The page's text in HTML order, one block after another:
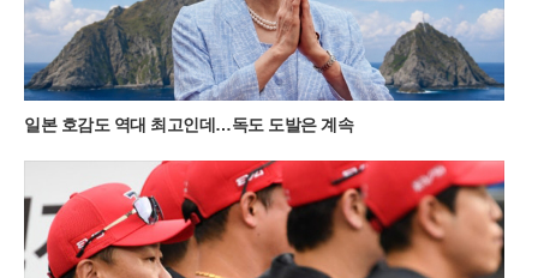
새벽 공기를 가르며 시작하는 짧은 트레킹은 가족 단위 여행객들
에게도 큰 부담이 없다.대중교통을 이용하는 여행객들을 위한 편
의 시설도 대폭 확충되었다. 서울 청량리역에서 기차를 타고 민
둥산역에 도착하면 주말마다 운행되는 셔틀버스를 이용해 주요
등산로 입구까지 편리하게 이동할 수 있다. 2026년 셔틀버스 운
행은 11월 초순까지 주말 한정으로 하루 4회 운영되며, 시기에 따
라 민둥산역과 능전마을 주차장을 기점으로 노선이 조정된다. 지
자체는 관광객 급증에 대비해 임시 운행 여부를 실시간으로 공지
하고 있으며, 반려견과 함께 동행하는 여행객들을 위한 배려 섞
인 안내도 병행하고 있다.최근 고환율과 고물가 영향으로 국내
여행으로 눈을 돌린 이들에게 정선의 자연은 가성비 높은 럭셔리
일본 호감도 역대 최고인데…독도 도발은 계속